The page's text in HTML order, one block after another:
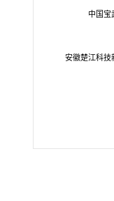
中国宝
安徽楚江科技